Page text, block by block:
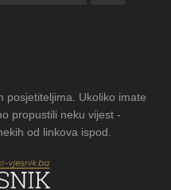
posjetiteljima. Ukoliko imate
propustili neku vijest -
od linkova ispod.